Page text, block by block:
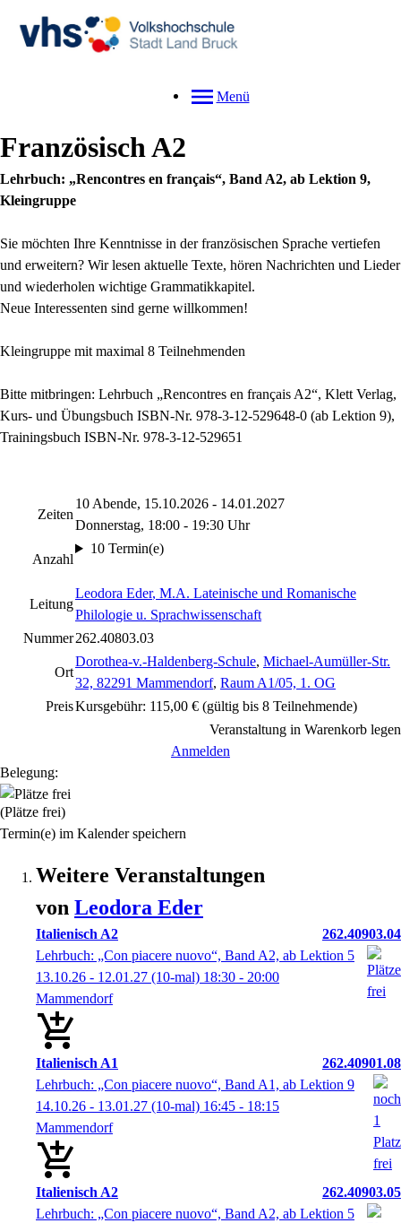
Menü
Französisch A2
Lehrbuch: „Rencontres en français“, Band A2, ab Lektion 9,
Kleingruppe
Sie möchten Ihre Kenntnisse in der französischen Sprache vertiefen
und erweitern? Wir lesen aktuelle Texte, hören Nachrichten und Lieder
und wiederholen wichtige Grammatikkapitel.
Neue Interessenten sind gerne willkommen!
Kleingruppe mit maximal 8 Teilnehmenden
Bitte mitbringen: Lehrbuch „Rencontres en français A2“, Klett Verlag,
Kurs- und Übungsbuch ISBN-Nr. 978-3-12-529648-0 (ab Lektion 9),
Trainingsbuch ISBN-Nr. 978-3-12-529651
Zeiten
10 Abende, 15.10.2026 - 14.01.2027
Donnerstag, 18:00 - 19:30 Uhr
Anzahl
10 Termin(e)
Leitung
Leodora Eder, M.A. Lateinische und Romanische
Philologie u. Sprachwissenschaft
Nummer262.40803.03
Ort
Dorothea-v.-Haldenberg-Schule, Michael-Aumüller-Str.
32, 82291 Mammendorf, Raum A1/05, 1. OG
PreisKursgebühr: 115,00 € (gültig bis 8 Teilnehmende)
Veranstaltung in Warenkorb legen
Anmelden
Belegung:
(Plätze frei)
Termin(e) im Kalender speichern
Weitere Veranstaltungen
von Leodora Eder
Italienisch A2
262.40903.04
Lehrbuch: „Con piacere nuovo“, Band A2, ab Lektion 5
13.10.26 - 12.01.27 (10-mal) 18:30 - 20:00
Mammendorf
Italienisch A1
262.40901.08
Lehrbuch: „Con piacere nuovo“, Band A1, ab Lektion 9
14.10.26 - 13.01.27 (10-mal) 16:45 - 18:15
Mammendorf
Italienisch A2
262.40903.05
Lehrbuch: „Con piacere nuovo“, Band A2, ab Lektion 5